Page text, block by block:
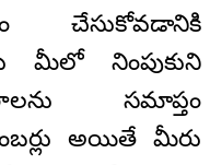
చేసుకోవడానికి
మీలో నింపుకుని
సమాప్తం
అయితే మీరు